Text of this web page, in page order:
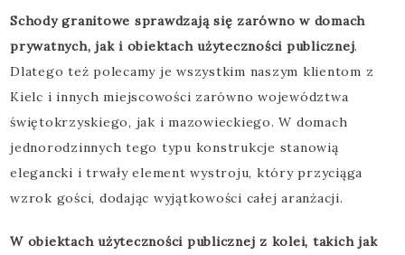
Schody granitowe sprawdzają się zarówno w domach
prywatnych, jak i obiektach użyteczności publicznej.
Dlatego też polecamy je wszystkim naszym klientom z
Kielc i innych miejscowości zarówno województwa
świętokrzyskiego, jak i mazowieckiego. W domach
jednorodzinnych tego typu konstrukcje stanowią
elegancki i trwały element wystroju, który przyciąga
wzrok gości, dodając wyjątkowości całej aranżacji.
W obiektach użyteczności publicznej z kolei, takich jak